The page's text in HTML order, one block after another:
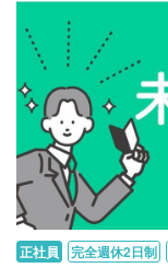
正社員 完全週休2日制